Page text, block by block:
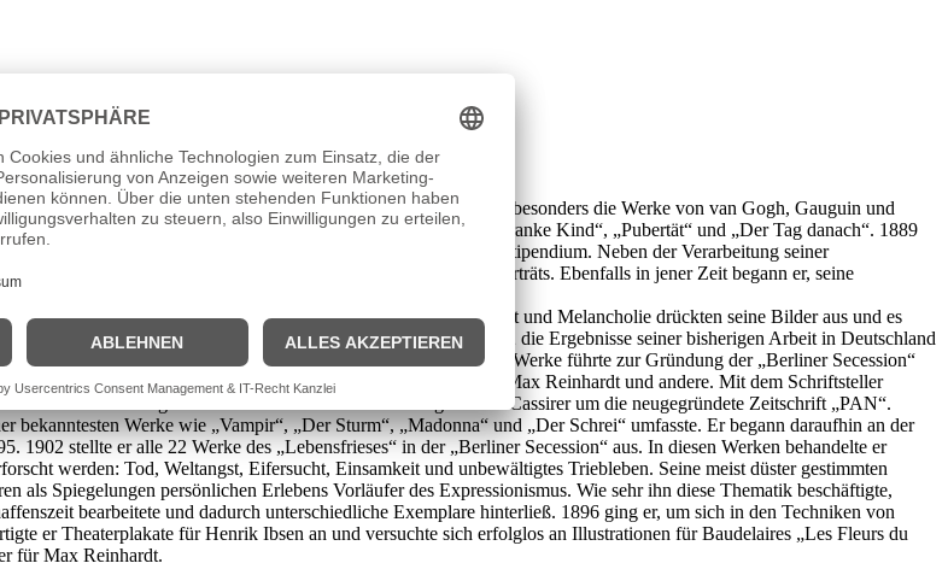
auflehnte und soziale Gleichheit und sexuelle Freiheit forderte.
wieder in Paris und schließlich in Deutschland. Er studierte besonders die Werke von van Gogh, Gauguin und
Werken 1886 deutlich. In diesem Jahr malte er „Das kranke Kind“, „Pubertät“ und „Der Tag danach“. 1889
erhielt Munch vom norwegischen Staat ein dreijähriges Künstlerstipendium. Neben der Verarbeitung seiner
Landschaften im neoromantischen Stil und erste Porträts. Ebenfalls in jener Zeit begann er, seine
erneut der Verarbeitung seiner Familienerlebnisse zu. Einsamkeit und Melancholie drückten seine Bilder aus und es
des Vereins Berliner Künstler stellte er im November 1892 die Ergebnisse seiner bisherigen Arbeit in Deutschland
Die Kontroverse über seine als „anarchistisch“ verrufenen Werke führte zur Gründung der „Berliner Secession“
Walther Rathenau, Harry Graf Kessler, Holger Drachmann, Max Reinhardt und andere. Mit dem Schriftsteller
über und erlangte Kontakt mit dem Kreis des Verlegers Paul Cassirer um die neugegründete Zeitschrift „PAN“.
bekanntesten Werke wie „Vampir“, „Der Sturm“, „Madonna“ und „Der Schrei“ umfasste. Er begann daraufhin an der
stellte er alle 22 Werke des „Lebensfrieses“ in der „Berliner Secession“ aus. In diesen Werken behandelte er
werden: Tod, Weltangst, Eifersucht, Einsamkeit und unbewältigtes Triebleben. Seine meist düster gestimmten
als Spiegelungen persönlichen Erlebens Vorläufer des Expressionismus. Wie sehr ihn diese Thematik beschäftigte,
bearbeitete und dadurch unterschiedliche Exemplare hinterließ. 1896 ging er, um sich in den Techniken von
er Theaterplakate für Henrik Ibsen an und versuchte sich erfolglos an Illustrationen für Baudelaires „Les Fleurs du
für Max Reinhardt.